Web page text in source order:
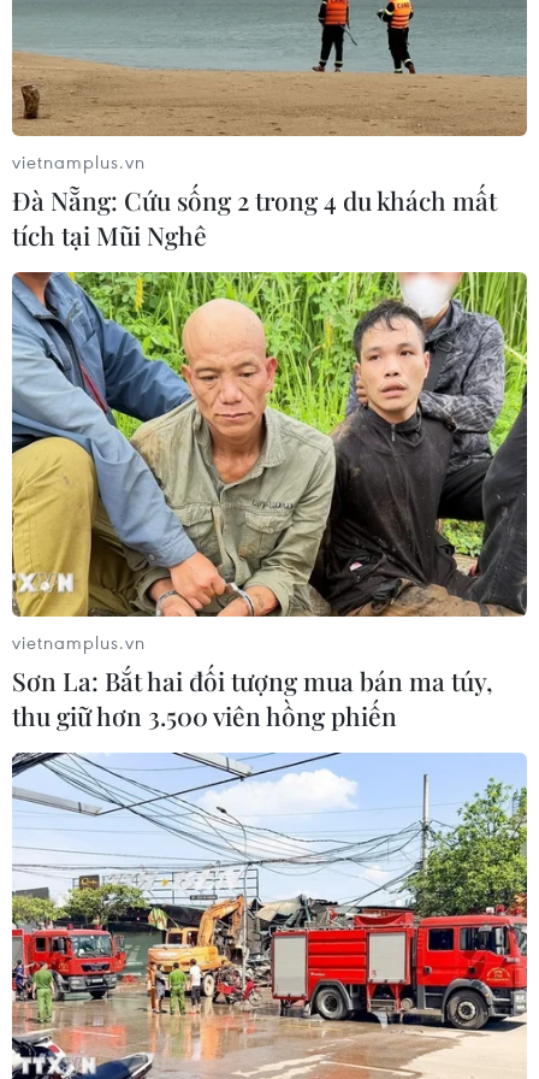
#Photo #Ùn tắc
TP. Hà Nội
Theo dõi VietnamPlus
TIN LIÊN QUAN
Người dân trong và ngoài nước về quê dịp
Tết: Không ngăn sông cấm chợ
vietnamplus.vn
Đà Nẵng: Cứu sống 2 trong 4 du khách mất
tích tại Mũi Nghê
vietnamplus.vn
Sơn La: Bắt hai đối tượng mua bán ma túy,
thu giữ hơn 3.500 viên hồng phiến